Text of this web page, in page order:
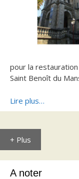
pour la
Saint Benoît du
Lire plus…
+ Plus
A noter